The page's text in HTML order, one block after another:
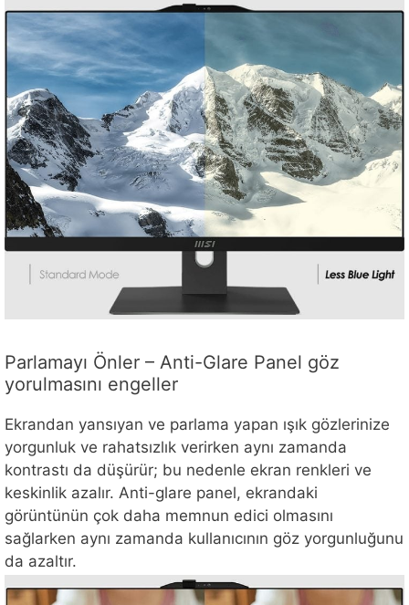
Parlamayı Önler – Anti-Glare Panel göz
yorulmasını engeller
Ekrandan yansıyan ve parlama yapan ışık gözlerinize
yorgunluk ve rahatsızlık verirken aynı zamanda
kontrastı da düşürür; bu nedenle ekran renkleri ve
keskinlik azalır. Anti-glare panel, ekrandaki
görüntünün çok daha memnun edici olmasını
sağlarken aynı zamanda kullanıcının göz yorgunluğunu
da azaltır.